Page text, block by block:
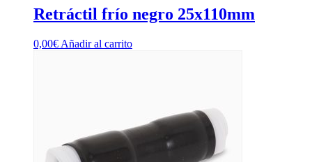
Retráctil frío negro 25x110mm
0,00€ Añadir al carrito